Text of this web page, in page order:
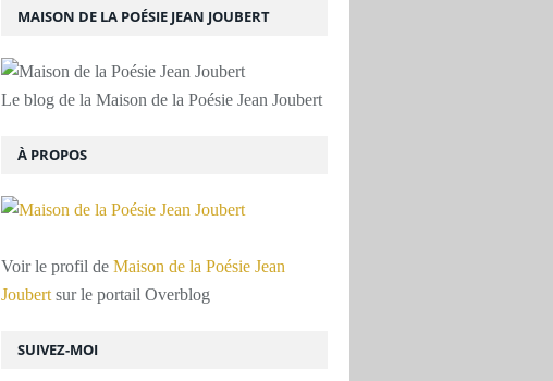
SUIVEZ-MOI
MAISON DE LA POÉSIE JEAN JOUBERT
Le blog de la Maison de la Poésie Jean Joubert
À PROPOS
Voir le profil de Maison de la Poésie Jean
Joubert sur le portail Overblog